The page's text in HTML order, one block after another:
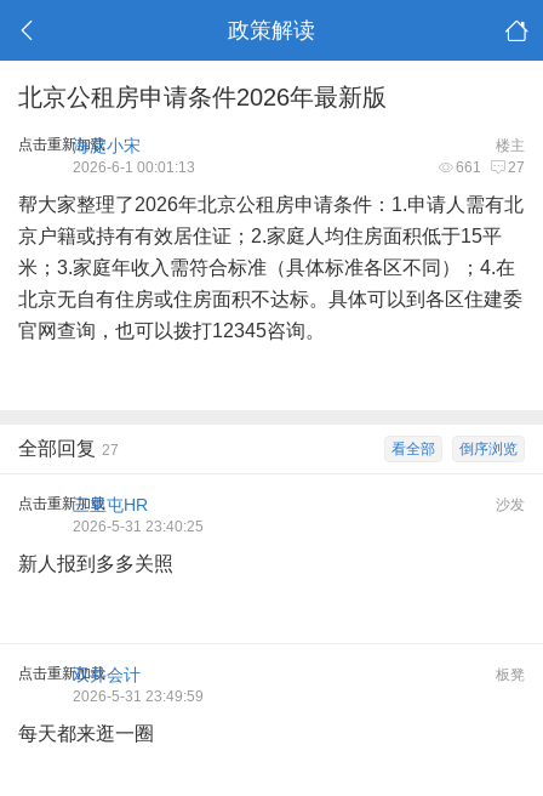
政策解读
北京公租房申请条件2026年最新版
点击重新加载 楼主
海淀小宋
661 27
2026-6-1 00:01:13
帮大家整理了2026年北京公租房申请条件：1.申请人需有北
京户籍或持有有效居住证；2.家庭人均住房面积低于15平
米；3.家庭年收入需符合标准（具体标准各区不同）；4.在
北京无自有住房或住房面积不达标。具体可以到各区住建委
官网查询，也可以拨打12345咨询。
倒序浏览
看全部
全部回复 27
点击重新加载 沙发
三里屯HR
2026-5-31 23:40:25
新人报到多多关照
点击重新加载 板凳
双井会计
2026-5-31 23:49:59
每天都来逛一圈